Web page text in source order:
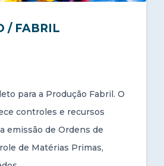
/ FABRIL
para a Produção Fabril. O
controles e recursos
emissão de Ordens de
de Matérias Primas,